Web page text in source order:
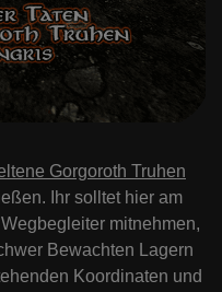
Gorgoroth Truhen
Ihr solltet hier am
mitnehmen,
Bewachten Lagern
Koordinaten und